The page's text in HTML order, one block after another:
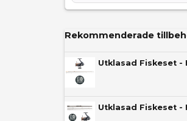
Rekommenderade